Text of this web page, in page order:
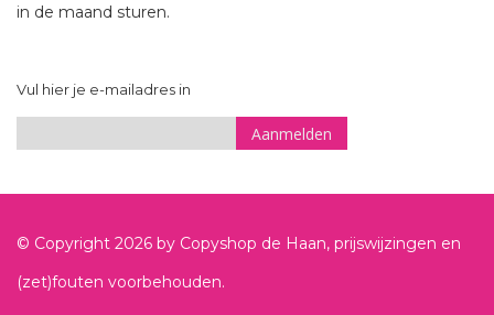
in de maand sturen.
Vul hier je e-mailadres in
Our
Aanmelden
© Copyright 2026 by Copyshop de Haan, prijswijzingen en
(zet)fouten voorbehouden.